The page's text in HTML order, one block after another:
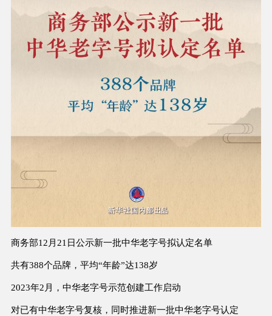
商务部12月21日公示新一批中华老字号拟认定名单
共有388个品牌，平均“年龄”达138岁
2023年2月，中华老字号示范创建工作启动
对已有中华老字号复核，同时推进新一批中华老字号认定